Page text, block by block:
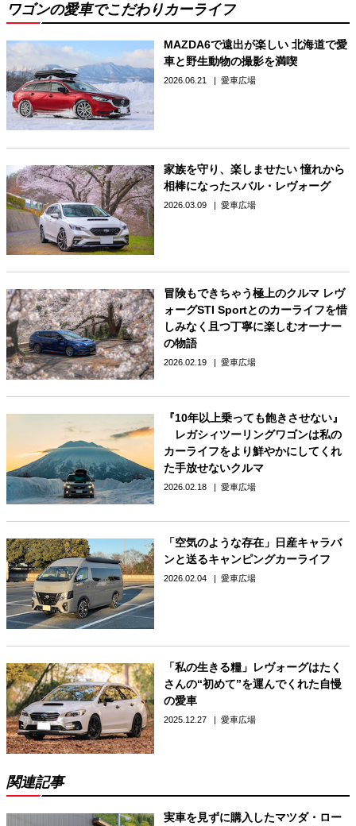
ワゴンの愛車でこだわりカーライフ
MAZDA6で遠出が楽しい 北海道で愛
車と野生動物の撮影を満喫
2026.06.21 愛車広場
家族を守り、楽しませたい 憧れから
相棒になったスバル・レヴォーグ
2026.03.09 愛車広場
冒険もできちゃう極上のクルマ レヴ
ォーグSTI Sportとのカーライフを惜
しみなく且つ丁寧に楽しむオーナー
の物語
2026.02.19 愛車広場
『10年以上乗っても飽きさせない』
レガシィツーリングワゴンは私の
カーライフをより鮮やかにしてくれ
た手放せないクルマ
2026.02.18 愛車広場
「空気のような存在」日産キャラバ
ンと送るキャンピングカーライフ
2026.02.04 愛車広場
「私の生きる糧」レヴォーグはたく
さんの“初めて”を運んでくれた自慢
の愛車
2025.12.27 愛車広場
関連記事
実車を見ずに購入したマツダ・ロー